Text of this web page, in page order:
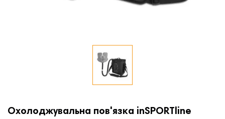
Охолоджувальна пов'язка inSPORTline